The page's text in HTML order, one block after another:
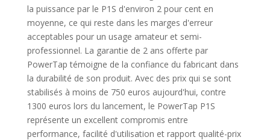
la puissance par le P1S d'environ 2 pour cent en
moyenne, ce qui reste dans les marges d'erreur
acceptables pour un usage amateur et semi-
professionnel. La garantie de 2 ans offerte par
PowerTap témoigne de la confiance du fabricant dans
la durabilité de son produit. Avec des prix qui se sont
stabilisés à moins de 750 euros aujourd'hui, contre
1300 euros lors du lancement, le PowerTap P1S
représente un excellent compromis entre
performance, facilité d'utilisation et rapport qualité-prix